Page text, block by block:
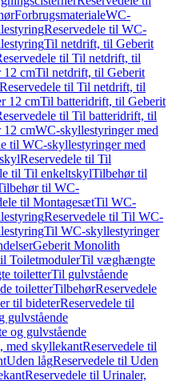
ForbrugsmaterialeWC-
Reservedele til WC-
Til netdrift, til Geberit
til Til netdrift, til
12 cmTil netdrift, til Geberit
Reservedele til Til netdrift, til
12 cmTil batteridrift, til Geberit
til Til batteridrift, til
12 cmWC-skyllestyringer med
til WC-skyllestyringer med
Reservedele til Til
til Til enkeltskylTilbehør til
til WC-
til MontagesætTil WC-
Reservedele til Til WC-
Til WC-skyllestyringer
Geberit Monolith
ToiletmodulerTil væghængte
toiletterTil gulvstående
toiletterTilbehørReservedele
til bideterReservedele til
gulvstående
og gulvstående
med skyllekantReservedele til
Uden lågReservedele til Uden
Reservedele til Urinaler,